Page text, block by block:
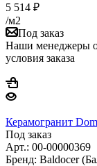
5 514 ₽
/м2
Под заказ
Наши менеджеры
условия заказа
Керамогранит
Под заказ
Арт.: 00-00000369
Бренд: Baldocer